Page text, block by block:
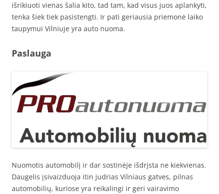
išrikiuoti vienas šalia kito, tad tam, kad visus juos aplankyti,
tenka šiek tiek pasistengti. Ir pati geriausia priemonė laiko
taupymui Vilniuje yra auto nuoma.
Paslauga
Nuomotis automobilį ir dar sostinėje išdrįsta ne kiekvienas.
Daugelis įsivaizduoja itin judrias Vilniaus gatves, pilnas
automobilių, kuriose yra reikalingi ir geri vairavimo